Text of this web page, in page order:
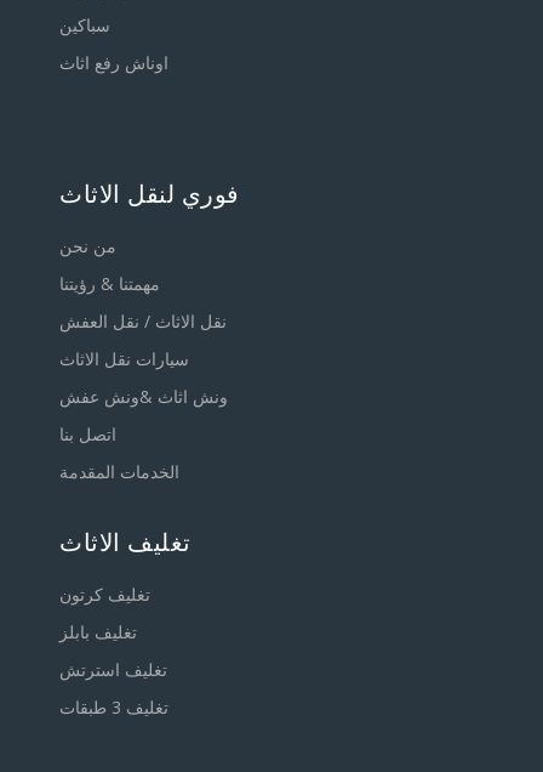
سباكين
اوناش رفع اثاث
فوري لنقل الاثاث
من نحن
مهمتنا & رؤيتنا
نقل الاثاث / نقل العفش
سيارات نقل الاثاث
ونش اثاث &ونش عفش
اتصل بنا
الخدمات المقدمة
تغليف الاثاث
تغليف كرتون
تغليف بابلز
تغليف استرتش
تغليف 3 طبقات